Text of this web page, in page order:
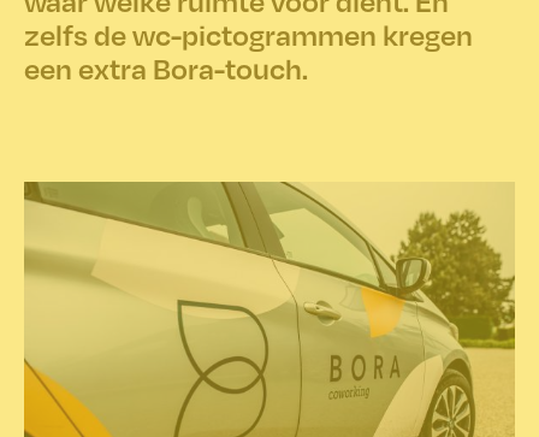
zelfs de wc-pictogrammen kregen
een extra Bora-touch.